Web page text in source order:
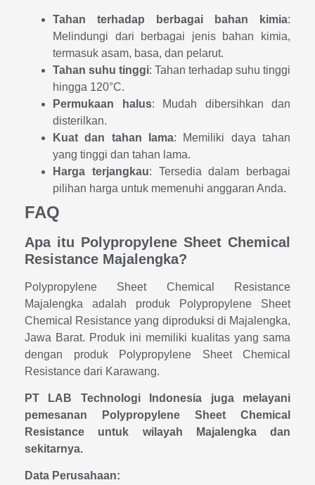
Tahan terhadap berbagai bahan kimia:
Melindungi dari berbagai jenis bahan kimia,
termasuk asam, basa, dan pelarut.
Tahan suhu tinggi: Tahan terhadap suhu tinggi
hingga 120°C.
Permukaan halus: Mudah dibersihkan dan
disterilkan.
Kuat dan tahan lama: Memiliki daya tahan
yang tinggi dan tahan lama.
Harga terjangkau: Tersedia dalam berbagai
pilihan harga untuk memenuhi anggaran Anda.
FAQ
Apa itu Polypropylene Sheet Chemical
Resistance Majalengka?
Polypropylene Sheet Chemical Resistance
Majalengka adalah produk Polypropylene Sheet
Chemical Resistance yang diproduksi di Majalengka,
Jawa Barat. Produk ini memiliki kualitas yang sama
dengan produk Polypropylene Sheet Chemical
Resistance dari Karawang.
PT LAB Technologi Indonesia juga melayani
pemesanan Polypropylene Sheet Chemical
Resistance untuk wilayah Majalengka dan
sekitarnya.
Data Perusahaan: